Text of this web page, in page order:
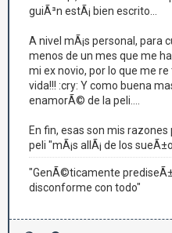
guiÃ³n estÃ¡ bien escrito...
A nivel mÃ¡s personal, para
menos de un mes que me
mi ex novio, por lo que me
vida!!! :cry: Y como buena
enamorÃ© de la peli....
En fin, esas son mis
peli "mÃ¡s allÃ¡ de los
"GenÃ©ticamente
disconforme con todo"